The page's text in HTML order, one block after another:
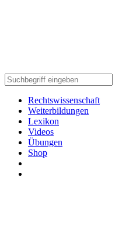
Rechtswissenschaft
Weiterbildungen
Lexikon
Videos
Übungen
Shop